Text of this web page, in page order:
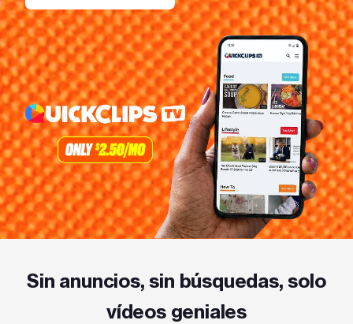
Sin anuncios, sin búsquedas, solo
vídeos geniales